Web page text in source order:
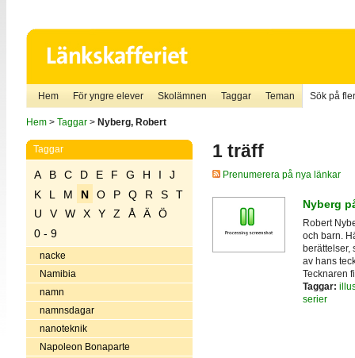
Hem För yngre elever Skolämnen Taggar Teman Sök på
Hem> Taggar> Nyberg, Robert
Taggar
A B C D E F G H I
J
K
L M N O P Q R S
T
U
V W X Y Z Å Ä
Ö
0 - 9
nacke
Namibia
namn
namnsdagar
nanoteknik
Napoleon Bonaparte
1 träff
Prenumerera på nya länkar
Nyberg
Robert
och barn.
berättelser,
av hans
Tecknaren
Taggar:
serier